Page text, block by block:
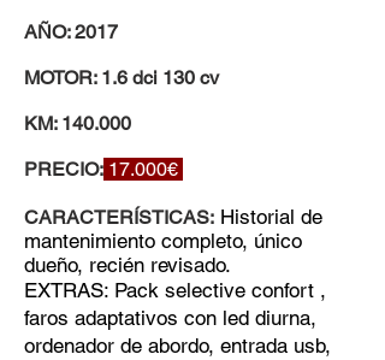
AÑO: 2017
MOTOR: 1.6 dci 130 cv
KM: 140.000
PRECIO: 17.000€
CARACTERÍSTICAS: Historial de
mantenimiento completo, único
dueño, recién revisado.
EXTRAS: Pack selective confort ,
faros adaptativos con led diurna,
ordenador de abordo, entrada usb,